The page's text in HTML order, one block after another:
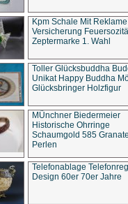
Kpm Schale Mit Reklame
Versicherung
Zeptermarke 1. Wahl
Toller Glücksbuddha
Unikat Happy Buddha
Glücksbringer Holzfigur
MÜnchner Biedermeier
Historische Ohrringe
Schaumgold 585
Perlen
Telefonablage
Design 60er 70er Jahre